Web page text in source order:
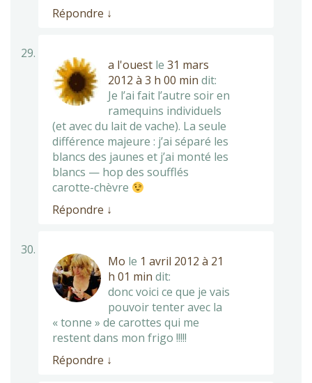
Répondre ↓
a l'ouest le 31 mars
2012 à 3 h 00 min dit:
Je l’ai fait l’autre soir en
ramequins individuels
(et avec du lait de vache). La seule
différence majeure : j’ai séparé les
blancs des jaunes et j’ai monté les
blancs — hop des soufflés
carotte-chèvre
Répondre ↓
Mo le 1 avril 2012 à 21
h 01 min dit:
donc voici ce que je vais
pouvoir tenter avec la
« tonne » de carottes qui me
restent dans mon frigo !!!!!
Répondre ↓